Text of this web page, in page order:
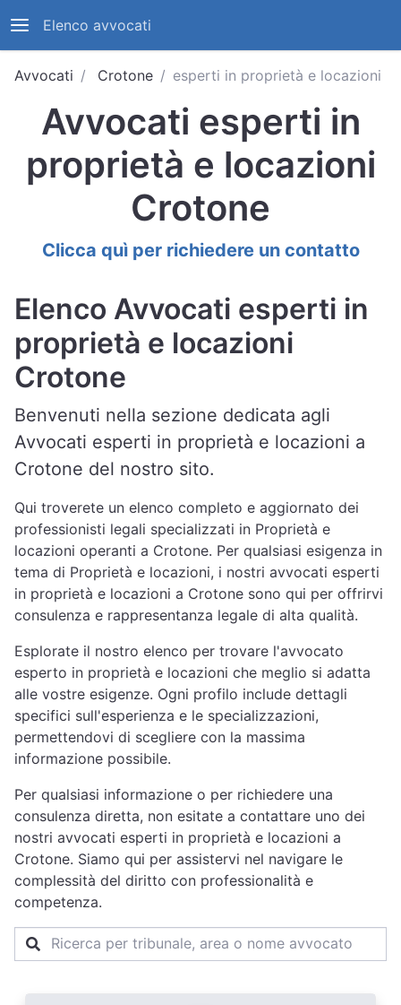
Elenco avvocati
Avvocati Crotone esperti in proprietà e locazioni
Avvocati esperti in
proprietà e locazioni
Crotone
Clicca quì per richiedere un contatto
Elenco Avvocati esperti in
proprietà e locazioni
Crotone
Benvenuti nella sezione dedicata agli
Avvocati esperti in proprietà e locazioni a
Crotone del nostro sito.
Qui troverete un elenco completo e aggiornato dei
professionisti legali specializzati in Proprietà e
locazioni operanti a Crotone. Per qualsiasi esigenza in
tema di Proprietà e locazioni, i nostri avvocati esperti
in proprietà e locazioni a Crotone sono qui per offrirvi
consulenza e rappresentanza legale di alta qualità.
Esplorate il nostro elenco per trovare l'avvocato
esperto in proprietà e locazioni che meglio si adatta
alle vostre esigenze. Ogni profilo include dettagli
specifici sull'esperienza e le specializzazioni,
permettendovi di scegliere con la massima
informazione possibile.
Per qualsiasi informazione o per richiedere una
consulenza diretta, non esitate a contattare uno dei
nostri avvocati esperti in proprietà e locazioni a
Crotone. Siamo qui per assistervi nel navigare le
complessità del diritto con professionalità e
competenza.